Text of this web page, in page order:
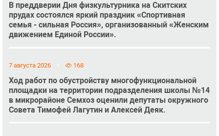
В преддверии Дня физкультурника на Скитских
прудах состоялся яркий праздник «Спортивная
семья - сильная Россия», организованный «Женским
движением Единой России».
7 августа 2026 168
Ход работ по обустройству многофункциональной
площадки на территории подразделения школы №14
в микрорайоне Семхоз оценили депутаты окружного
Совета Тимофей Лагутин и Алексей Деяк.